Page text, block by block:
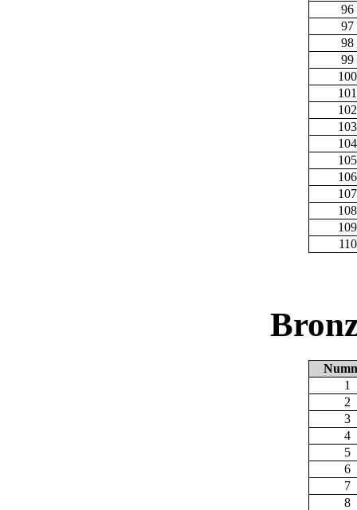
96
97
98
99
100
101
102
103
104
105
106
107
108
109
110
1
2
3
4
5
6
7
8